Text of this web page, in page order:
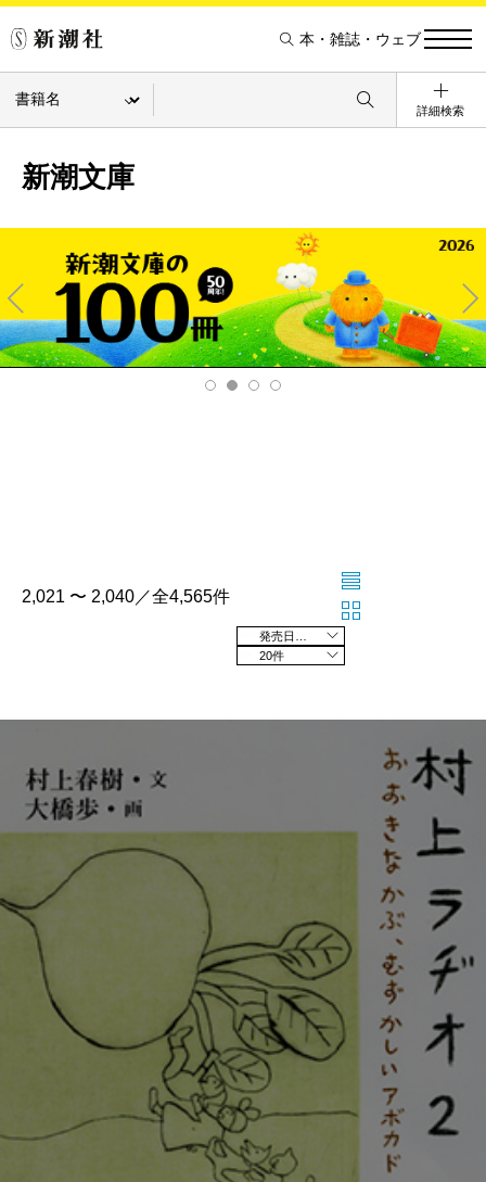
本・雑誌・ウェブ
詳細検索
新潮文庫
Pre
v
Ne
xt
2,021 〜 2,040／全4,565件
20件